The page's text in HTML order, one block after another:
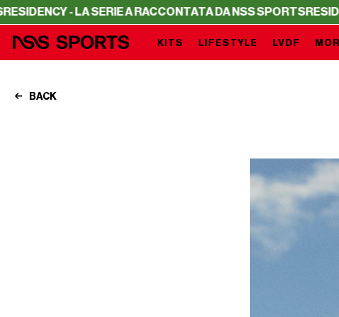
- LA SERIE A RACCONTATA DA NSS SPORTSRESIDENCY - LA
KITS LIFESTYLE LVDF
BACK